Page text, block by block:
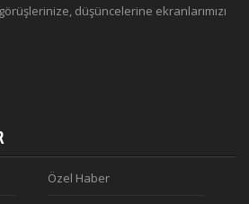
düşüncelerine ekranlarımızı
Özel Haber